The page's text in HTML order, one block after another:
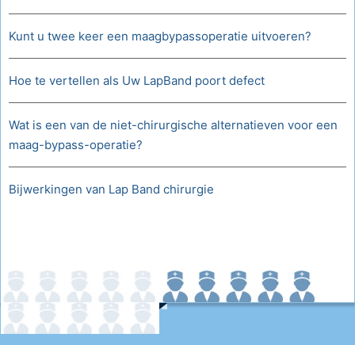
Kunt u twee keer een maagbypassoperatie uitvoeren?
Hoe te vertellen als Uw LapBand poort defect
Wat is een van de niet-chirurgische alternatieven voor een
maag-bypass-operatie?
Bijwerkingen van Lap Band chirurgie